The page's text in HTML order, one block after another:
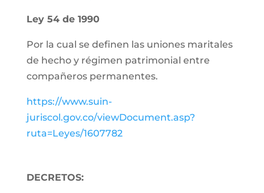
Ley 54 de 1990
Por la cual se definen las uniones maritales
de hecho y régimen patrimonial entre
compañeros permanentes.
https://www.suin-
juriscol.gov.co/viewDocument.asp?
ruta=Leyes/1607782
DECRETOS: